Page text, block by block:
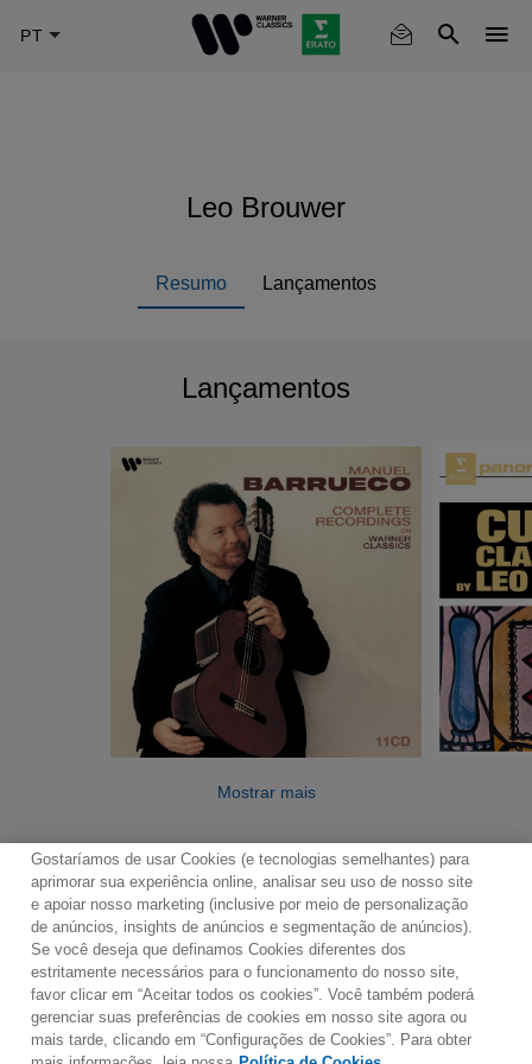
Leo Brouwer
Resumo Lançamentos
Lançamentos
Mostrar mais
Contato Boletim de Notícias
Termos de Uso
Política de Privacidade
Mapa do Site
Política de Cookies
Configurações de Cookies
Gostaríamos de usar Cookies (e tecnologias semelhantes) para
aprimorar sua experiência online, analisar seu uso de nosso site
e apoiar nosso marketing (inclusive por meio de personalização
de anúncios, insights de anúncios e segmentação de anúncios).
Se você deseja que definamos Cookies diferentes dos
estritamente necessários para o funcionamento do nosso site,
favor clicar em “Aceitar todos os cookies”. Você também poderá
gerenciar suas preferências de cookies em nosso site agora ou
mais tarde, clicando em “Configurações de Cookies”. Para obter